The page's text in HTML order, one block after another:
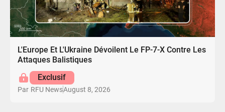
L'Europe Et L'Ukraine Dévoilent Le FP-7-X Contre Les
Attaques Balistiques
Exclusif
Par RFU NewsAugust 8, 2026